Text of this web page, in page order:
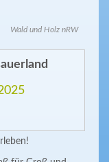
Wald und Holz nRW